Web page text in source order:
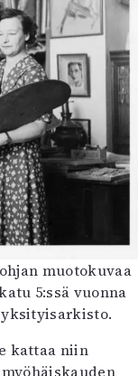
muotokuvaa
5:ssä vuonna
yksityisarkisto.
kattaa niin